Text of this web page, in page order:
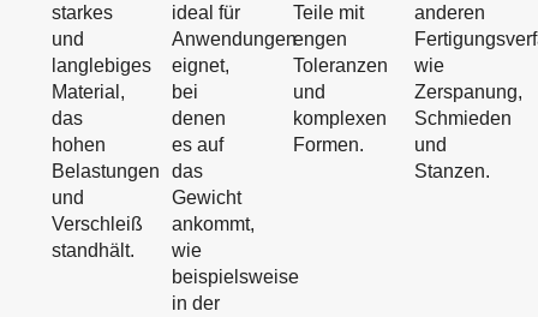
starkes
und
langlebiges
Material,
das
hohen
Belastungen
und
Verschleiß
standhält.
ideal für
Anwendungen
eignet,
bei
denen
es auf
das
Gewicht
ankommt,
wie
beispielsweise
in der
Teile mit
engen
Toleranzen
und
komplexen
Formen.
anderen
wie
Zerspanung,
Schmieden
und
Stanzen.